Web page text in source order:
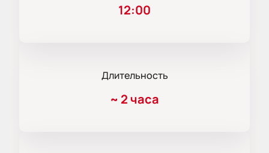
12:00
Длительность
~ 2 часа